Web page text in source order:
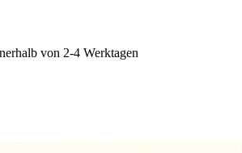
von 2-4 Werktagen